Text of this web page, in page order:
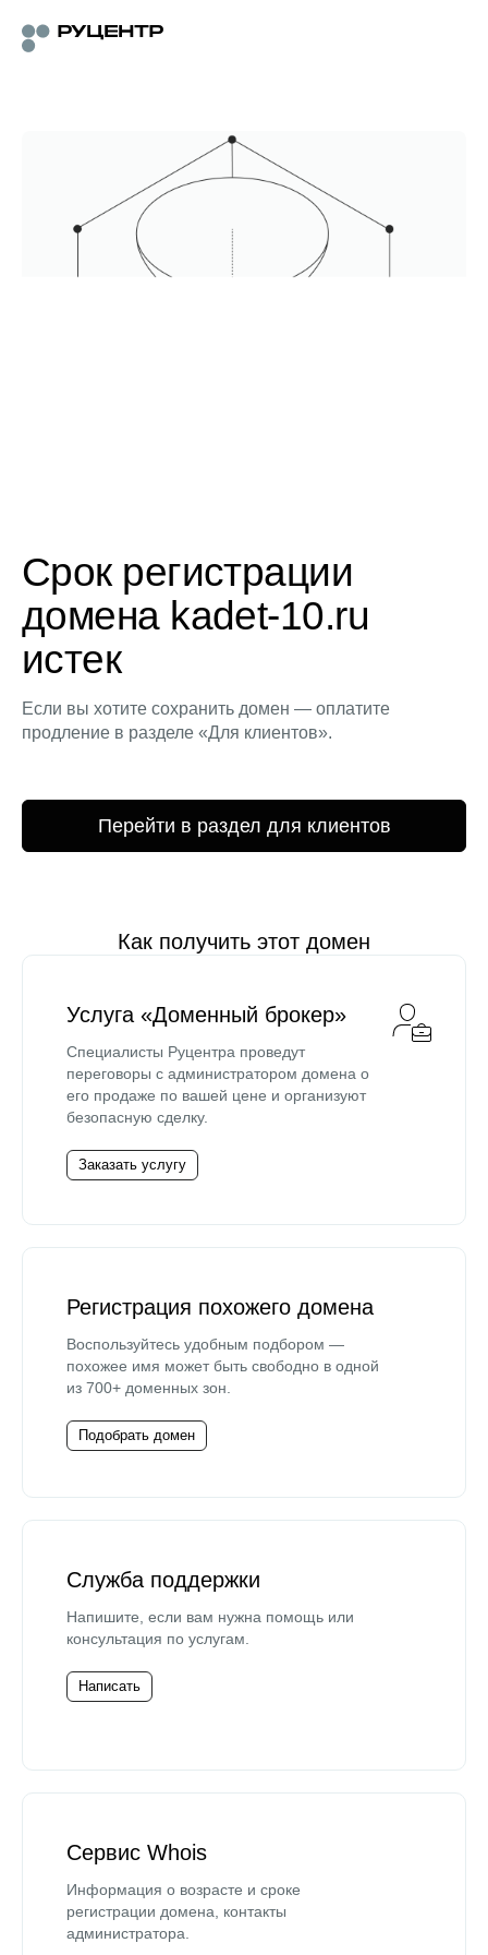
Срок регистрации
домена kadet-10.ru
истек
Если вы хотите сохранить домен — оплатите
продление в разделе «Для клиентов».
Перейти в раздел для клиентов
Как получить этот домен
Услуга «Доменный брокер»
Специалисты Руцентра проведут
переговоры с администратором домена о
его продаже по вашей цене и организуют
безопасную сделку.
Заказать услугу
Регистрация похожего домена
Воспользуйтесь удобным подбором —
похожее имя может быть свободно в одной
из 700+ доменных зон.
Подобрать домен
Служба поддержки
Напишите, если вам нужна помощь или
консультация по услугам.
Написать
Сервис Whois
Информация о возрасте и сроке
регистрации домена, контакты
администратора.